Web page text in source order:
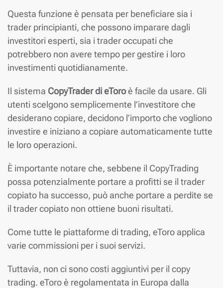
Questa funzione è pensata per beneficiare sia i
trader principianti, che possono imparare dagli
investitori esperti, sia i trader occupati che
potrebbero non avere tempo per gestire i loro
investimenti quotidianamente.
Il sistema CopyTrader di eToroè facile da usare. Gli
utenti scelgono semplicemente l’investitore che
desiderano copiare, decidono l’importo che vogliono
investire e iniziano a copiare automaticamente tutte
le loro operazioni.
È importante notare che, sebbene il CopyTrading
possa potenzialmente portare a profitti se il trader
copiato ha successo, può anche portare a perdite se
il trader copiato non ottiene buoni risultati.
Come tutte le piattaforme di trading, eToro applica
varie commissioni per i suoi servizi.
Tuttavia, non ci sono costi aggiuntivi per il copy
trading. eToro è regolamentata in Europa dalla